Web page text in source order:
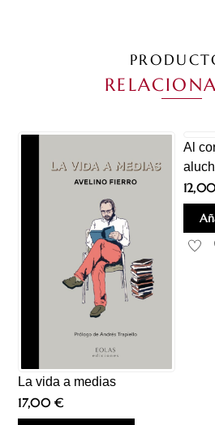
La vida a medias
17,00€
Al
12,00